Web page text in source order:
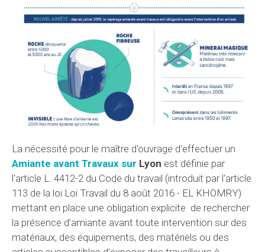
La nécessité pour le maître d'ouvrage d'effectuer un
Amiante avant Travaux sur Lyon est définie par
l'article L. 4412-2 du Code du travail (introduit par l'article
113 de la loi Loi Travail du 8 août 2016 - EL KHOMRY)
mettant en place une obligation explicite de rechercher
la présence d’amiante avant toute intervention sur des
matériaux, des équipements, des matériels ou des